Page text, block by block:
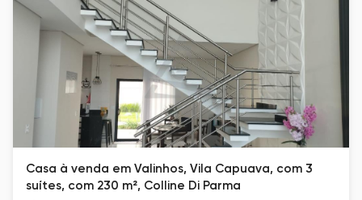
Casa à venda em Valinhos, Vila Capuava, com 3
suítes, com 230 m², Colline Di Parma